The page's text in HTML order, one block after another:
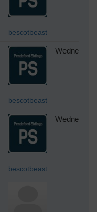
bescotbeast
bescotbeast
Wednesday
bescotbeast
Wednesday